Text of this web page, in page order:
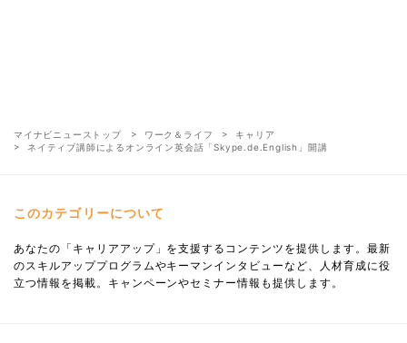
マイナビニューストップ ワーク＆ライフ
キャリア
ネイティブ講師によるオンライン英会話「Skype.de.English」開講
このカテゴリーについて
あなたの「キャリアアップ」を支援するコンテンツを提供します。最新
のスキルアッププログラムやキーマンインタビューなど、人材育成に役
立つ情報を掲載。キャンペーンやセミナー情報も提供します。